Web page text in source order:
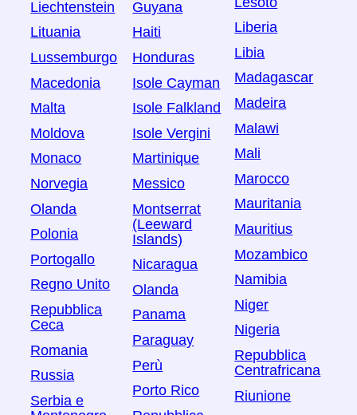
Liechtenstein
Lituania
Lussemburgo
Macedonia
Malta
Moldova
Monaco
Norvegia
Olanda
Polonia
Portogallo
Regno Unito
Repubblica
Ceca
Romania
Russia
Serbia e
Guyana
Haiti
Honduras
Isole Cayman
Isole Falkland
Isole Vergini
Martinique
Messico
Montserrat
(Leeward
Islands)
Nicaragua
Olanda
Panama
Paraguay
Perù
Porto Rico
Liberia
Libia
Madagascar
Madeira
Malawi
Mali
Marocco
Mauritania
Mauritius
Mozambico
Namibia
Niger
Nigeria
Repubblica
Centrafricana
Riunione